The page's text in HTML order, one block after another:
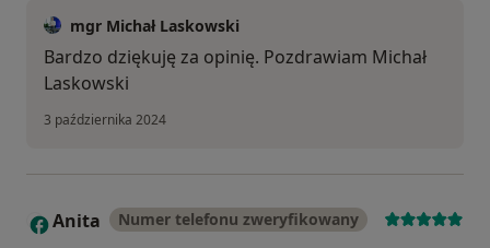
mgr Michał Laskowski
Bardzo dziękuję za opinię. Pozdrawiam Michał
Laskowski
3 października 2024
A Anita Numer telefonu zweryfikowany